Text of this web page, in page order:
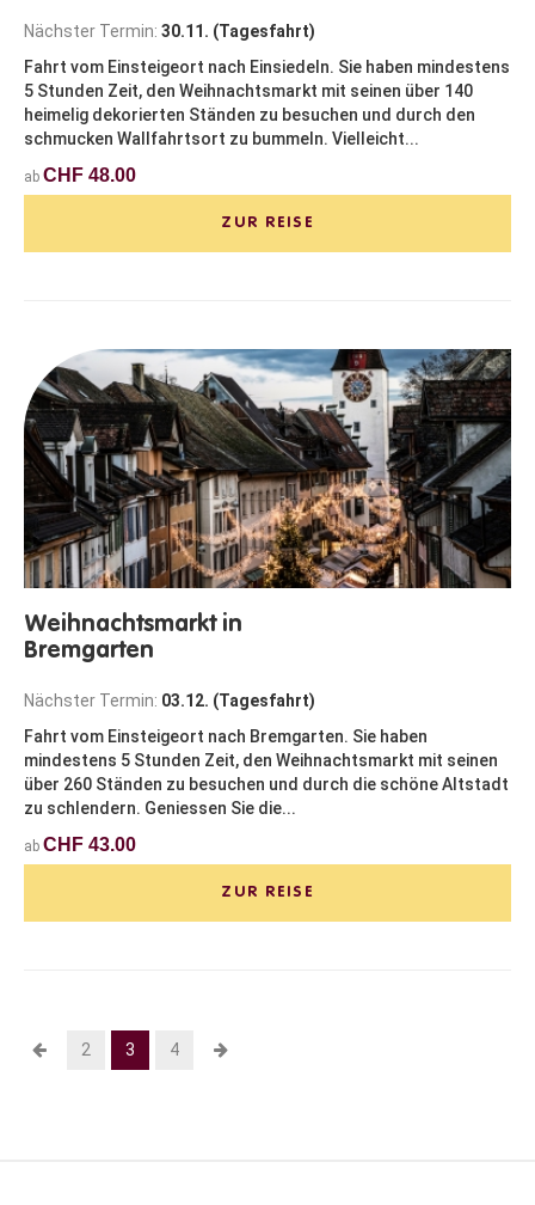
Nächster Termin: 30.11. (Tagesfahrt)
Fahrt vom Einsteigeort nach Einsiedeln. Sie haben mindestens
5 Stunden Zeit, den Weihnachtsmarkt mit seinen über 140
heimelig dekorierten Ständen zu besuchen und durch den
schmucken Wallfahrtsort zu bummeln. Vielleicht...
ab CHF 48.00
ZUR REISE
Weihnachtsmarkt in
Bremgarten
Nächster Termin: 03.12. (Tagesfahrt)
Fahrt vom Einsteigeort nach Bremgarten. Sie haben
mindestens 5 Stunden Zeit, den Weihnachtsmarkt mit seinen
über 260 Ständen zu besuchen und durch die schöne Altstadt
zu schlendern. Geniessen Sie die...
ab CHF 43.00
ZUR REISE
2 3 4